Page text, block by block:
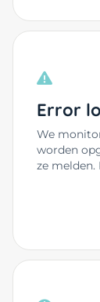
Error
We
worden
ze melden.